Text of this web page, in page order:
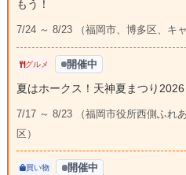
もう！
7/24 ～ 8/23 （福岡市、博多区、キ
グルメ 開催中
夏はホークス！天神夏まつり
7/17 ～ 8/23 （福岡市役所西側ふれ
区）
買い物 開催中